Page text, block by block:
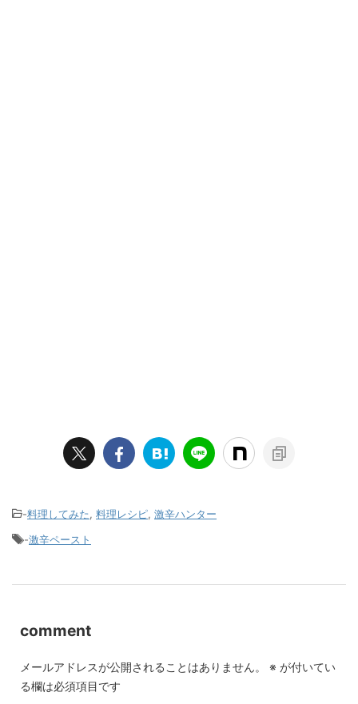
-料理してみた, 料理レシピ, 激辛ハンター
-激辛ペースト
comment
メールアドレスが公開されることはありません。 ※ が付いてい
る欄は必須項目です